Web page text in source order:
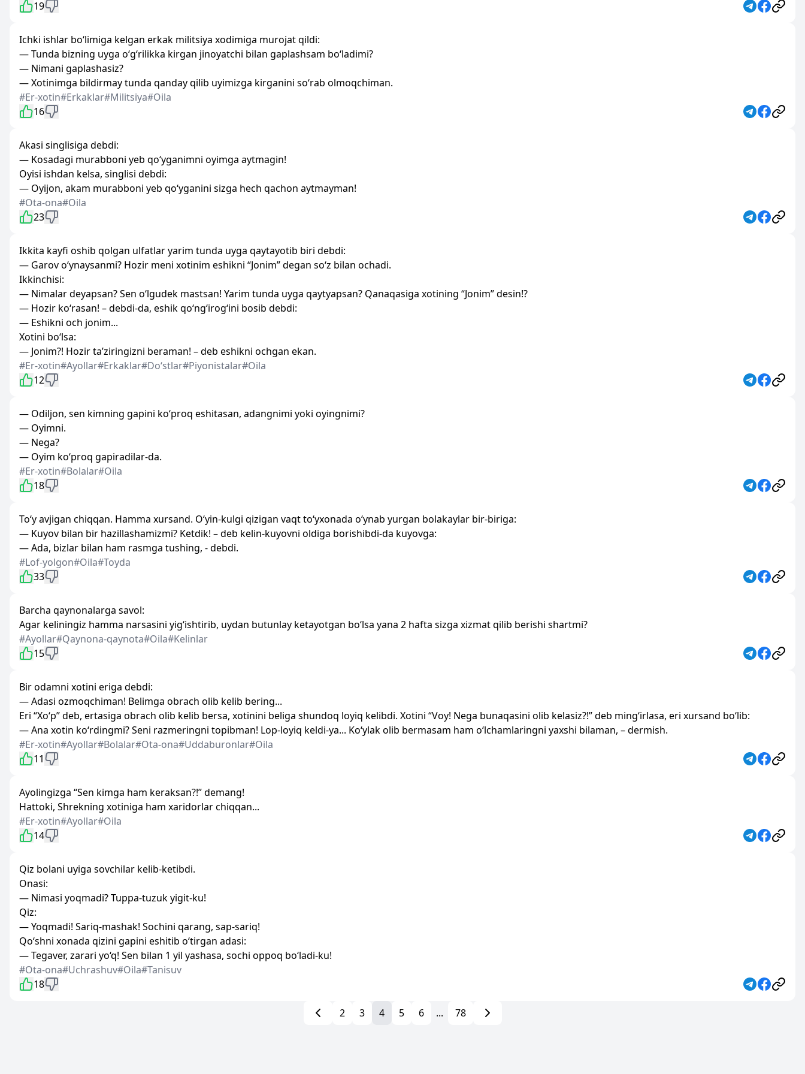
19
Ichki ishlar bo‘limiga kelgan erkak militsiya xodimiga murojat qildi:
— Tunda bizning uyga o‘g‘rilikka kirgan jinoyatchi bilan gaplashsam bo‘ladimi?
— Nimani gaplashasiz?
— Xotinimga bildirmay tunda qanday qilib uyimizga kirganini so‘rab olmoqchiman.
#Er-xotin#Erkaklar#Militsiya#Oila
16
Akasi singlisiga debdi:
— Kosadagi murabboni yeb qo‘yganimni oyimga aytmagin!
Oyisi ishdan kelsa, singlisi debdi:
— Oyijon, akam murabboni yeb qo‘yganini sizga hech qachon aytmayman!
#Ota-ona#Oila
23
Ikkita kayfi oshib qolgan ulfatlar yarim tunda uyga qaytayotib biri debdi:
— Garov o‘ynaysanmi? Hozir meni xotinim eshikni “Jonim” degan so‘z bilan ochadi.
Ikkinchisi:
— Nimalar deyapsan? Sen o‘lgudek mastsan! Yarim tunda uyga qaytyapsan? Qanaqasiga xotining “Jonim” desin!?
— Hozir ko‘rasan! – debdi-da, eshik qo‘ng‘irog‘ini bosib debdi:
— Eshikni och jonim...
Xotini bo‘lsa:
— Jonim?! Hozir ta’ziringizni beraman! – deb eshikni ochgan ekan.
#Er-xotin#Ayollar#Erkaklar#Doʻstlar#Piyonistalar#Oila
12
— Odiljon, sen kimning gapini ko‘proq eshitasan, adangnimi yoki oyingnimi?
— Oyimni.
— Nega?
— Oyim ko‘proq gapiradilar-da.
#Er-xotin#Bolalar#Oila
18
To‘y avjigan chiqqan. Hamma xursand. O‘yin-kulgi qizigan vaqt to‘yxonada o‘ynab yurgan bolakaylar bir-biriga:
— Kuyov bilan bir hazillashamizmi? Ketdik! – deb kelin-kuyovni oldiga borishibdi-da kuyovga:
— Ada, bizlar bilan ham rasmga tushing, - debdi.
#Lof-yolgon#Oila#Toyda
33
Barcha qaynonalarga savol:
Agar keliningiz hamma narsasini yig‘ishtirib, uydan butunlay ketayotgan bo‘lsa yana 2 hafta sizga xizmat qilib berishi shartmi?
#Ayollar#Qaynona-qaynota#Oila#Kelinlar
15
Bir odamni xotini eriga debdi:
— Adasi ozmoqchiman! Belimga obrach olib kelib bering...
Eri “Xo‘p” deb, ertasiga obrach olib kelib bersa, xotinini beliga shundoq loyiq kelibdi. Xotini “Voy! Nega bunaqasini olib kelasiz?!” deb ming‘irlasa, eri xursand bo‘lib:
— Ana xotin ko‘rdingmi? Seni razmeringni topibman! Lop-loyiq keldi-ya... Ko‘ylak olib bermasam ham o‘lchamlaringni yaxshi bilaman, – dermish.
#Er-xotin#Ayollar#Bolalar#Ota-ona#Uddaburonlar#Oila
11
Ayolingizga “Sen kimga ham keraksan?!” demang!
Hattoki, Shrekning xotiniga ham xaridorlar chiqqan...
#Er-xotin#Ayollar#Oila
14
Qiz bolani uyiga sovchilar kelib-ketibdi.
Onasi:
— Nimasi yoqmadi? Tuppa-tuzuk yigit-ku!
Qiz:
— Yoqmadi! Sariq-mashak! Sochini qarang, sap-sariq!
Qo‘shni xonada qizini gapini eshitib o‘tirgan adasi:
— Tegaver, zarari yo‘q! Sen bilan 1 yil yashasa, sochi oppoq bo‘ladi-ku!
#Ota-ona#Uchrashuv#Oila#Tanisuv
18
2 3 4 5 6 ... 78